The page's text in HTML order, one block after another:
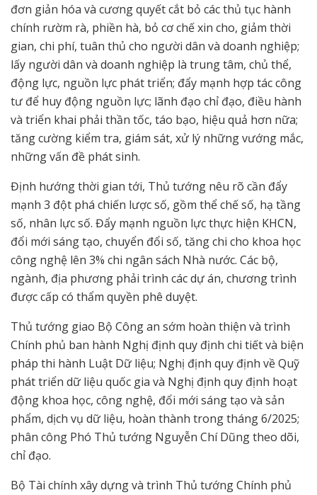
đơn giản hóa và cương quyết cắt bỏ các thủ tục hành
chính rườm rà, phiền hà, bỏ cơ chế xin cho, giảm thời
gian, chi phí, tuân thủ cho người dân và doanh nghiệp;
lấy người dân và doanh nghiệp là trung tâm, chủ thể,
động lực, nguồn lực phát triển; đẩy mạnh hợp tác công
tư để huy động nguồn lực; lãnh đạo chỉ đạo, điều hành
và triển khai phải thần tốc, táo bạo, hiệu quả hơn nữa;
tăng cường kiểm tra, giám sát, xử lý những vướng mắc,
những vấn đề phát sinh.
Định hướng thời gian tới, Thủ tướng nêu rõ cần đẩy
mạnh 3 đột phá chiến lược số, gồm thể chế số, hạ tầng
số, nhân lực số. Đẩy mạnh nguồn lực thực hiện KHCN,
đổi mới sáng tạo, chuyển đổi số, tăng chi cho khoa học
công nghệ lên 3% chi ngân sách Nhà nước. Các bộ,
ngành, địa phương phải trình các dự án, chương trình
được cấp có thẩm quyền phê duyệt.
Thủ tướng giao Bộ Công an sớm hoàn thiện và trình
Chính phủ ban hành Nghị định quy định chi tiết và biện
pháp thi hành Luật Dữ liệu; Nghị định quy định về Quỹ
phát triển dữ liệu quốc gia và Nghị định quy định hoạt
động khoa học, công nghệ, đổi mới sáng tạo và sản
phẩm, dịch vụ dữ liệu, hoàn thành trong tháng 6/2025;
phân công Phó Thủ tướng Nguyễn Chí Dũng theo dõi,
chỉ đạo.
Bộ Tài chính xây dựng và trình Thủ tướng Chính phủ